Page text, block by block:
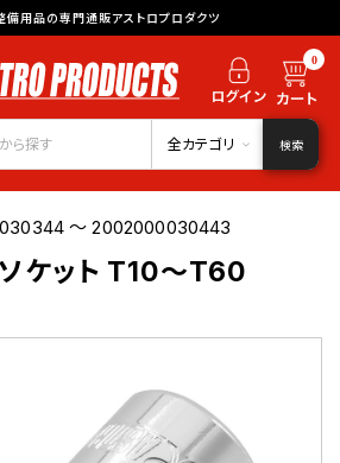
備用品の専門通販アストロプロダクツ
0
全カテゴリ 検索
～ 2002000030443
ケット T10～T60